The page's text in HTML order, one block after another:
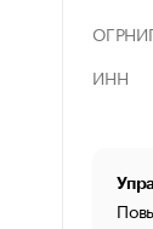
ИНН